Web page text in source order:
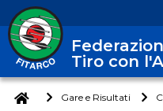
Tiro con
Gare e Risultati